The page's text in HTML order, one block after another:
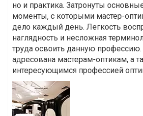
но и практика. Затронуты
моменты, с которыми мастер-
дело каждый день. Легкость
наглядность и несложная
труда освоить данную профессию.
адресована мастерам-оптикам, а
интересующимся профессией